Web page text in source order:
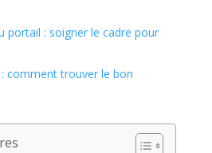
portail : soigner le cadre pour
comment trouver le bon